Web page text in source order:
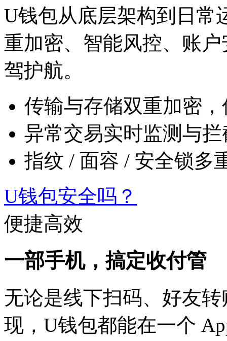
U钱包从底层架构到日常
重加密、智能风控、
驾护航。
传输与存储双重加密
异常交易实时监测与拦
指纹 / 面容 / 安全锁多
U钱包安全吗？
便捷高效
一部手机，搞定收付管
无论是线下扫码、好友转
现，U钱包都能在一个